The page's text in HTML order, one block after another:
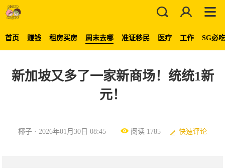
首页 赚钱 租房买房 周末去哪 准证移民 医疗 工作 SG必
新加坡又多了一家新商场！统统1新
元！
椰子 · 2026年01月30日 08:45 阅读 1785 快速评论